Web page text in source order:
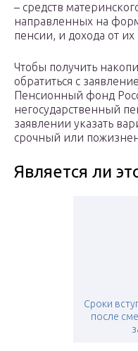
– средств
направленных на
пенсии, и дохода от
Чтобы получить
обратиться с
Пенсионный фонд
негосударственный
заявлении указать
срочный или
Является ли
Сроки
после